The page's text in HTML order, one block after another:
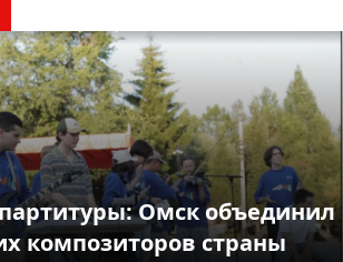
Омск объединил
композиторов страны